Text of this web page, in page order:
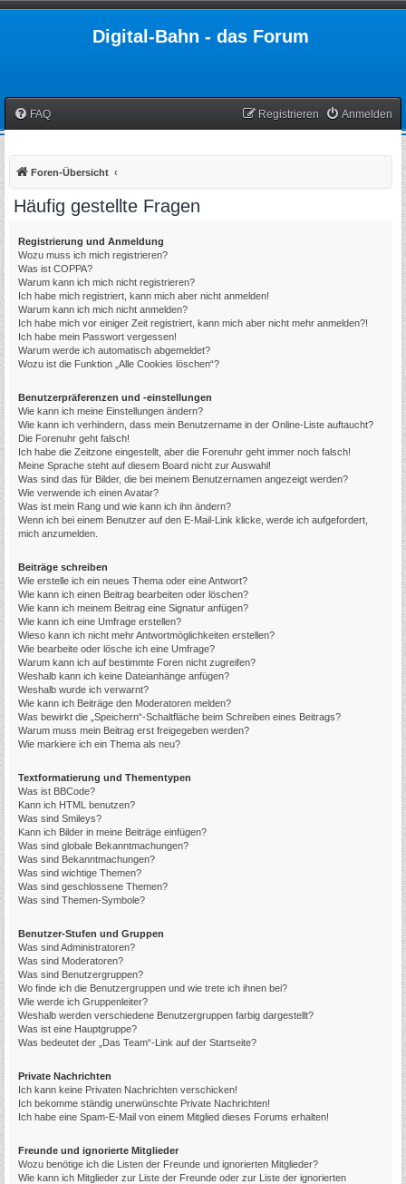
Digital-Bahn - das Forum
FAQ Anmelden
Registrieren
Foren-Übersicht
Häufig gestellte Fragen
Registrierung und Anmeldung
Wozu muss ich mich registrieren?
Was ist COPPA?
Warum kann ich mich nicht registrieren?
Ich habe mich registriert, kann mich aber nicht anmelden!
Warum kann ich mich nicht anmelden?
Ich habe mich vor einiger Zeit registriert, kann mich aber nicht mehr anmelden?!
Ich habe mein Passwort vergessen!
Warum werde ich automatisch abgemeldet?
Wozu ist die Funktion „Alle Cookies löschen“?
Benutzerpräferenzen und -einstellungen
Wie kann ich meine Einstellungen ändern?
Wie kann ich verhindern, dass mein Benutzername in der Online-Liste auftaucht?
Die Forenuhr geht falsch!
Ich habe die Zeitzone eingestellt, aber die Forenuhr geht immer noch falsch!
Meine Sprache steht auf diesem Board nicht zur Auswahl!
Was sind das für Bilder, die bei meinem Benutzernamen angezeigt werden?
Wie verwende ich einen Avatar?
Was ist mein Rang und wie kann ich ihn ändern?
Wenn ich bei einem Benutzer auf den E-Mail-Link klicke, werde ich aufgefordert,
mich anzumelden.
Beiträge schreiben
Wie erstelle ich ein neues Thema oder eine Antwort?
Wie kann ich einen Beitrag bearbeiten oder löschen?
Wie kann ich meinem Beitrag eine Signatur anfügen?
Wie kann ich eine Umfrage erstellen?
Wieso kann ich nicht mehr Antwortmöglichkeiten erstellen?
Wie bearbeite oder lösche ich eine Umfrage?
Warum kann ich auf bestimmte Foren nicht zugreifen?
Weshalb kann ich keine Dateianhänge anfügen?
Weshalb wurde ich verwarnt?
Wie kann ich Beiträge den Moderatoren melden?
Was bewirkt die „Speichern“-Schaltfläche beim Schreiben eines Beitrags?
Warum muss mein Beitrag erst freigegeben werden?
Wie markiere ich ein Thema als neu?
Textformatierung und Thementypen
Was ist BBCode?
Kann ich HTML benutzen?
Was sind Smileys?
Kann ich Bilder in meine Beiträge einfügen?
Was sind globale Bekanntmachungen?
Was sind Bekanntmachungen?
Was sind wichtige Themen?
Was sind geschlossene Themen?
Was sind Themen-Symbole?
Benutzer-Stufen und Gruppen
Was sind Administratoren?
Was sind Moderatoren?
Was sind Benutzergruppen?
Wo finde ich die Benutzergruppen und wie trete ich ihnen bei?
Wie werde ich Gruppenleiter?
Weshalb werden verschiedene Benutzergruppen farbig dargestellt?
Was ist eine Hauptgruppe?
Was bedeutet der „Das Team“-Link auf der Startseite?
Private Nachrichten
Ich kann keine Privaten Nachrichten verschicken!
Ich bekomme ständig unerwünschte Private Nachrichten!
Ich habe eine Spam-E-Mail von einem Mitglied dieses Forums erhalten!
Freunde und ignorierte Mitglieder
Wozu benötige ich die Listen der Freunde und ignorierten Mitglieder?
Wie kann ich Mitglieder zur Liste der Freunde oder zur Liste der ignorierten